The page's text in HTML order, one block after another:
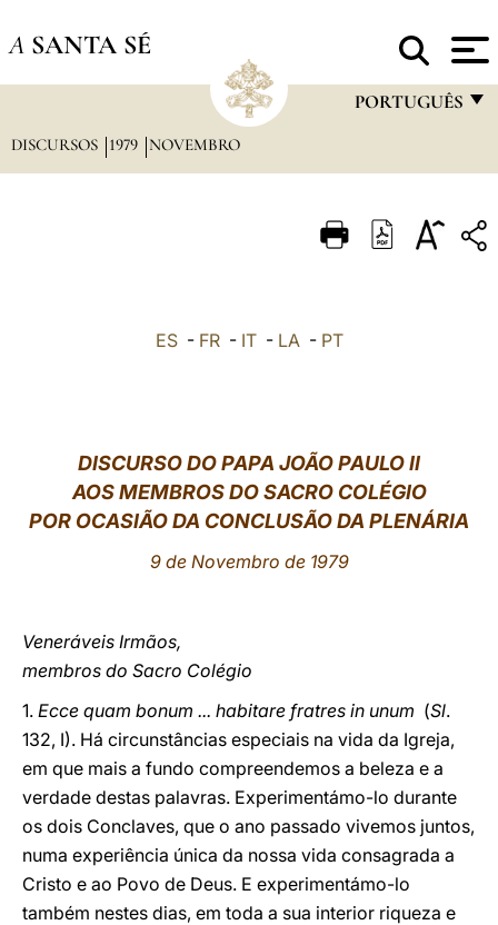
A SANTA SÉ
PORTUGUÊS
ITALIANO
中文
LATINE
DISCURSOS 1979 NOVEMBRO
ES- FR- IT- LA- PT
DISCURSO DO PAPA JOÃO PAULO II
AOS MEMBROS DO SACRO COLÉGIO
POR OCASIÃO DA CONCLUSÃO DA PLENÁRIA
9 de Novembro de 1979
Veneráveis Irmãos,
membros do Sacro Colégio
1. Ecce quam bonum ... habitare fratres in unum (Sl.
132, I). Há circunstâncias especiais na vida da Igreja,
em que mais a fundo compreendemos a beleza e a
verdade destas palavras. Experimentámo-lo durante
os dois Conclaves, que o ano passado vivemos juntos,
numa experiência única da nossa vida consagrada a
Cristo e ao Povo de Deus. E experimentámo-lo
também nestes dias, em toda a sua interior riqueza e